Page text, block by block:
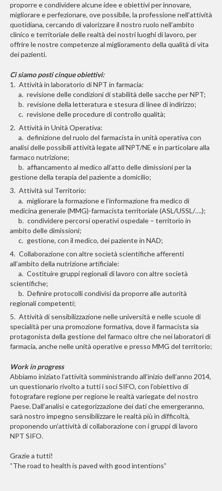
proporre e condividere alcune idee e obiettivi per innovare,
migliorare e perfezionare, ove possibile, la professione nell’attività
quotidiana, cercando di valorizzare il nostro ruolo nell’ambito
clinico e territoriale delle realtà dei nostri luoghi di lavoro, per
offrire le nostre competenze al miglioramento della qualità di vita
dei pazienti.
Ci siamo posti cinque obiettivi:
1. Attività in laboratorio di NPT in farmacia:
a. revisione delle condizioni di stabilità delle sacche per NPT;
b. revisione della letteratura e stesura di linee di indirizzo;
c. revisione delle procedure di controllo qualità;
2. Attività in Unità Operativa:
a. definizione del ruolo del farmacista in unità operativa con
analisi delle possibili attività legate all’NPT/NE e in particolare alla
farmaco nutrizione;
b. affiancamento al medico all’atto delle dimissioni per la
gestione della terapia del paziente a domicilio;
3. Attività sul Territorio:
a. migliorare la formazione e l’informazione fra medico di
medicina generale (MMG)-farmacista territoriale (ASL/USSL/….);
b. condividere percorsi operativi ospedale – territorio in
ambito delle dimissioni;
c. gestione, con il medico, dei paziente in NAD;
4. Collaborazione con altre società scientifiche afferenti
all’ambito della nutrizione artificiale:
a. Costituire gruppi regionali di lavoro con altre società
scientifiche;
b. Definire protocolli condivisi da proporre alle autorità
regionali competenti;
5. Attività di sensibilizzazione nelle università e nelle scuole di
specialità per una promozione formativa, dove il farmacista sia
protagonista della gestione del farmaco oltre che nei laboratori di
farmacia, anche nelle unità operative e presso MMG del territorio;
Work in progress
Abbiamo iniziato l’attività somministrando all’inizio dell’anno 2014,
un questionario rivolto a tutti i soci SIFO, con l’obiettivo di
fotografare regione per regione le realtà variegate del nostro
Paese. Dall’analisi e categorizzazione dei dati che emergeranno,
sarà nostro impegno sensibilizzare le realtà più in difficoltà,
proponendo un’attività di collaborazione con i gruppi di lavoro
NPT SIFO.
Grazie a tutti!
“The road to health is paved with good intentions”